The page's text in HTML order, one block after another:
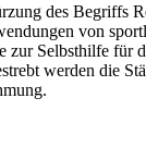
des Begriffs
von
zur Selbsthilfe für
werden die